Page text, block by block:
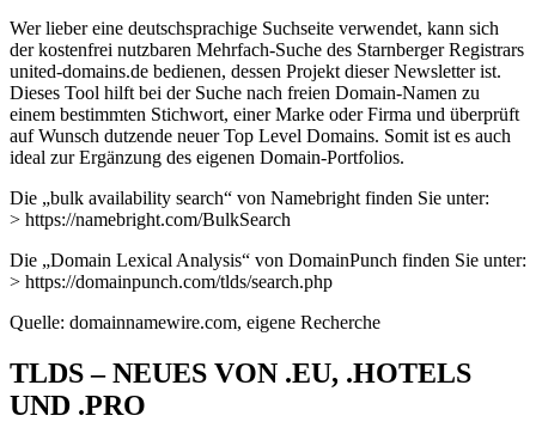
Wer lieber eine deutschsprachige Suchseite verwendet, kann sich
der kostenfrei nutzbaren Mehrfach-Suche des Starnberger Registrars
united-domains.de bedienen, dessen Projekt dieser Newsletter ist.
Dieses Tool hilft bei der Suche nach freien Domain-Namen zu
einem bestimmten Stichwort, einer Marke oder Firma und überprüft
auf Wunsch dutzende neuer Top Level Domains. Somit ist es auch
ideal zur Ergänzung des eigenen Domain-Portfolios.
Die „bulk availability search“ von Namebright finden Sie unter:
> https://namebright.com/BulkSearch
Die „Domain Lexical Analysis“ von DomainPunch finden Sie unter:
> https://domainpunch.com/tlds/search.php
Quelle: domainnamewire.com, eigene Recherche
TLDS – NEUES VON .EU, .HOTELS
UND .PRO